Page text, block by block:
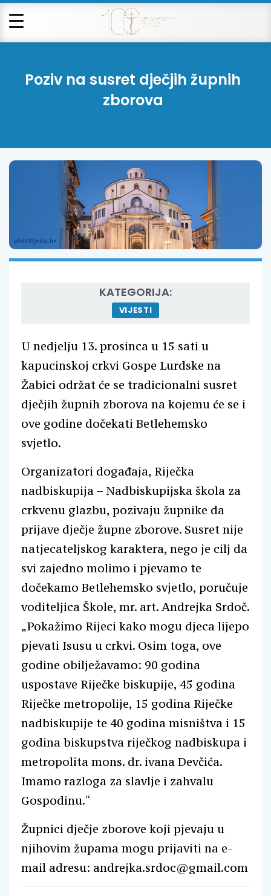
Poziv na susret dječjih župnih
zborova
KATEGORIJA:
VIJESTI
U nedjelju 13. prosinca u 15 sati u
kapucinskoj crkvi Gospe Lurdske na
Žabici održat će se tradicionalni susret
dječjih župnih zborova na kojemu će se i
ove godine dočekati Betlehemsko
svjetlo.
Organizatori događaja, Riječka
nadbiskupija – Nadbiskupijska škola za
crkvenu glazbu, pozivaju župnike da
prijave dječje župne zborove. Susret nije
natjecateljskog karaktera, nego je cilj da
svi zajedno molimo i pjevamo te
dočekamo Betlehemsko svjetlo, poručuje
voditeljica Škole, mr. art. Andrejka Srdoč.
„Pokažimo Rijeci kako mogu djeca lijepo
pjevati Isusu u crkvi. Osim toga, ove
godine obilježavamo: 90 godina
uspostave Riječke biskupije, 45 godina
Riječke metropolije, 15 godina Riječke
nadbiskupije te 40 godina misništva i 15
godina biskupstva riječkog nadbiskupa i
metropolita mons. dr. ivana Devčića.
Imamo razloga za slavlje i zahvalu
Gospodinu.“
Župnici dječje zborove koji pjevaju u
njihovim župama mogu prijaviti na e-
mail adresu: andrejka.srdoc@gmail.com